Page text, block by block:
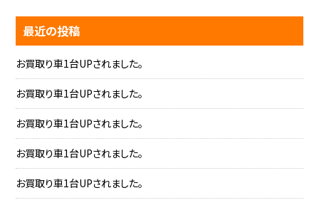
最近の投稿
お買取り車1台UPされました。
お買取り車1台UPされました。
お買取り車1台UPされました。
お買取り車1台UPされました。
お買取り車1台UPされました。